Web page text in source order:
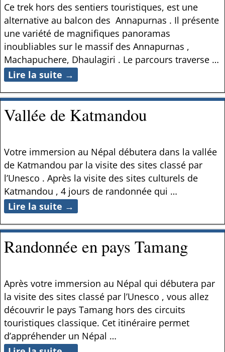
Ce trek hors des sentiers touristiques, est une
alternative au balcon des Annapurnas . Il présente
une variété de magnifiques panoramas
inoubliables sur le massif des Annapurnas ,
Machapuchere, Dhaulagiri . Le parcours traverse …
Lire la suite →
Vallée de Katmandou
Votre immersion au Népal débutera dans la vallée
de Katmandou par la visite des sites classé par
l’Unesco . Après la visite des sites culturels de
Katmandou , 4 jours de randonnée qui …
Lire la suite →
Randonnée en pays Tamang
Après votre immersion au Népal qui débutera par
la visite des sites classé par l’Unesco , vous allez
découvrir le pays Tamang hors des circuits
touristiques classique. Cet itinéraire permet
d’appréhender un Népal …